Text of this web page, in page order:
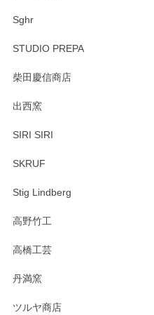
Sghr
STUDIO PREPA
柴田慶信商店
出西窯
SIRI SIRI
SKRUF
Stig Lindberg
高野竹工
高橋工芸
丹満窯
ツルヤ商店